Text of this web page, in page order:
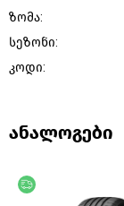
ზომა:
სეზონი:
კოდი:
ანალოგები